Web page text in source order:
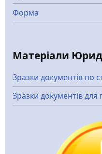
Форма
Матеріали
Зразки документів по
Зразки документів для